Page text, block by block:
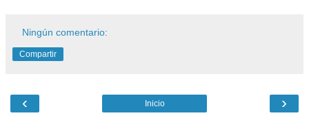
Ningún comentario:
Compartir
‹ ›
Inicio